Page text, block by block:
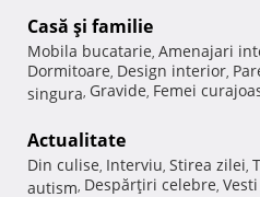
Casă şi familie
Mobila bucatarie, Amenajari
Dormitoare, Design interior,
singura, Gravide, Femei
Actualitate
Din culise, Interviu, Stirea zilei,
autism, Despărţiri celebre,